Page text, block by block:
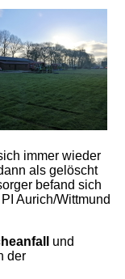
immer wieder
als gelöscht
befand sich
Aurich/Wittmund
und
der